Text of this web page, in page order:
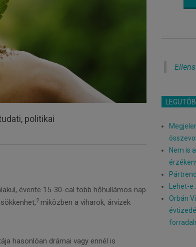
politikai
évente 15-30-cal több hőhullámos nap
2 miközben a viharok, árvizek
hasonlóan drámai vagy ennél is
Nem is
Lehet-
Orbán